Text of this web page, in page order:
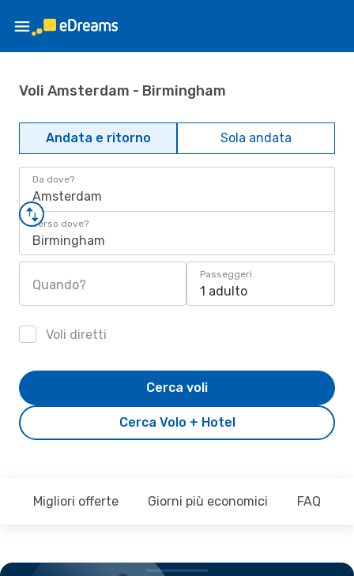
Voli Amsterdam - Birmingham
Andata e ritorno Sola andata
Da dove?
Amsterdam
Verso dove?
Birmingham
Quando?
Passeggeri
1 adulto
Voli diretti
Cerca Volo + Hotel
Cerca voli
Migliori offerte Giorni più economici FAQ